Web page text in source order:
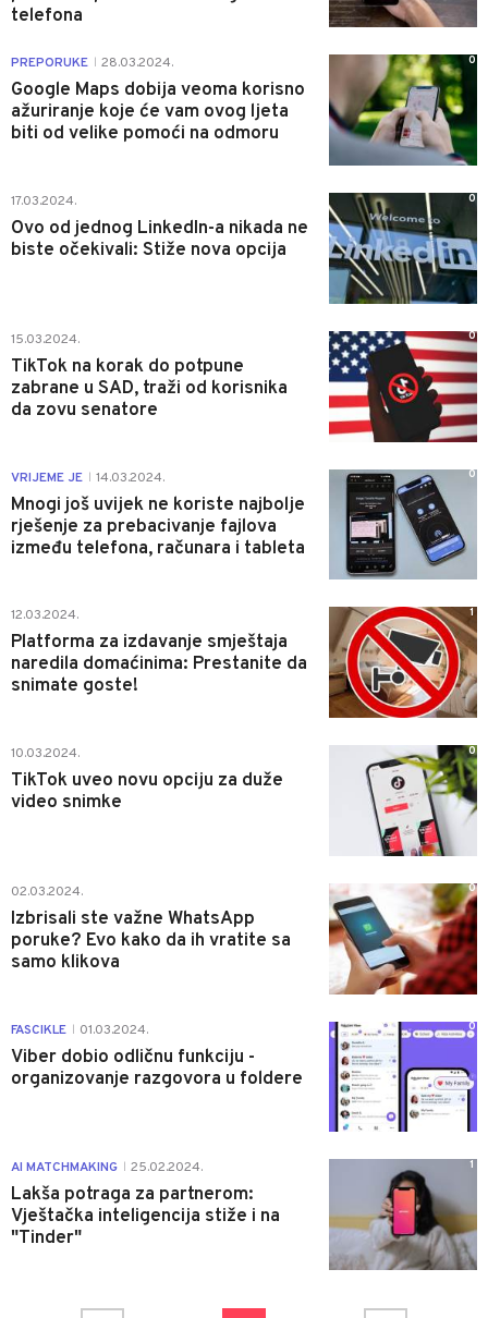
telefona
PREPORUKE 28.03.2024.
Google Maps dobija veoma korisno
ažuriranje koje će vam ovog ljeta
biti od velike pomoći na odmoru
0
17.03.2024.
Ovo od jednog LinkedIn-a nikada ne
biste očekivali: Stiže nova opcija
0
15.03.2024.
TikTok na korak do potpune
zabrane u SAD, traži od korisnika
da zovu senatore
0
VRIJEME JE 14.03.2024.
Mnogi još uvijek ne koriste najbolje
rješenje za prebacivanje fajlova
između telefona, računara i tableta
0
12.03.2024.
Platforma za izdavanje smještaja
naredila domaćinima: Prestanite da
snimate goste!
1
10.03.2024.
TikTok uveo novu opciju za duže
video snimke
0
02.03.2024.
Izbrisali ste važne WhatsApp
poruke? Evo kako da ih vratite sa
samo klikova
0
FASCIKLE 01.03.2024.
Viber dobio odličnu funkciju -
organizovanje razgovora u foldere
0
AI MATCHMAKING 25.02.2024.
Lakša potraga za partnerom:
Vještačka inteligencija stiže i na
"Tinder"
1